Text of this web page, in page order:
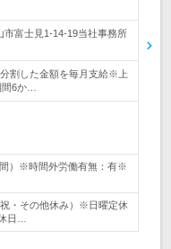
市富士見1-14-19当社事務所
割した金額を毎月支給※上
6か…
）※時間外労働有無：有※
祝・その他休み）※日曜定休
日…